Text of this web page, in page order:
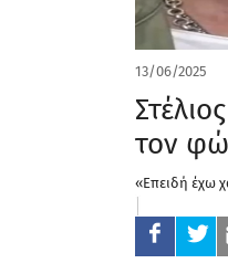
13/06/2025
τον
«Επειδή έχω